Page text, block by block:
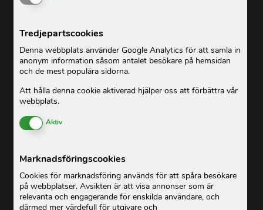
Tredjepartscookies
Denna webbplats använder Google Analytics för att samla in
anonym information såsom antalet besökare på hemsidan
och de mest populära sidorna.
Att hålla denna cookie aktiverad hjälper oss att förbättra vår
webbplats.
Enable or Disable Cookies
Aktiv
Marknadsföringscookies
Cookies för marknadsföring används för att spåra besökare
på webbplatser. Avsikten är att visa annonser som är
relevanta och engagerande för enskilda användare, och
därmed mer värdefull för utgivare och